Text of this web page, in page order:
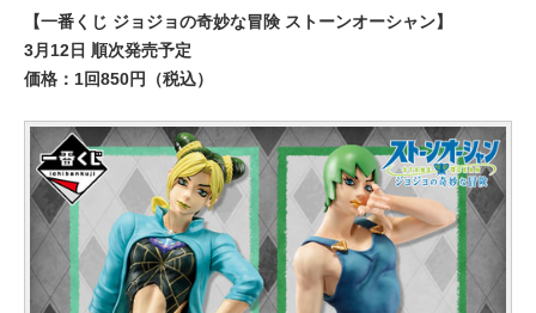
【一番くじ ジョジョの奇妙な冒険 ストーンオーシャン】
3月12日 順次発売予定
価格：1回850円（税込）